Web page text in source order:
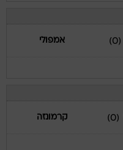
(0) אמפולי
(0) קרמונזה